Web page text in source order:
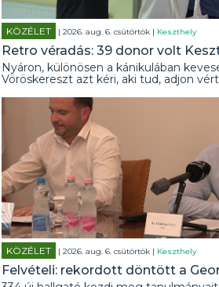
KÖZÉLET | 2026. aug. 6. csütörtök | Keszthely
Retro véradás: 39 donor volt
Nyáron, különösen a kánikulában
Vöröskereszt azt kéri, aki tud, adjon
KÖZÉLET | 2026. aug. 6. csütörtök | Keszthely
Felvételi: rekordott döntött a